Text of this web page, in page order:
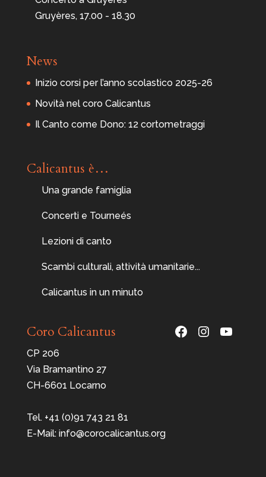
Gruyères, 17.00 - 18.30
News
Inizio corsi per l’anno scolastico 2025-26
Novità nel coro Calicantus
Il Canto come Dono: 12 cortometraggi
Calicantus è…
Una grande famiglia
Concerti e Tourneés
Lezioni di canto
Scambi culturali, attività umanitarie...
Calicantus in un minuto
Coro Calicantus
CP 206
Via Bramantino 27
CH-6601 Locarno
Tel. +41 (0)91 743 21 81
E-Mail: info@corocalicantus.org
Facebook
Instagram